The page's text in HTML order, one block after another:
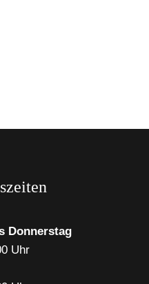
Donnerstag
Uhr